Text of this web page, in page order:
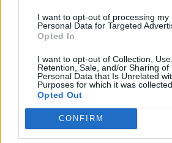
I want to opt-out of processing my
Personal Data for Targeted
Opted In
I want to opt-out of Collection, Use,
Retention, Sale, and/or Sharing of
Personal Data that Is Unrelated
Purposes for which it was collected.
Opted Out
CONFIRM
Alsa Grupo
Colloto (Asturias)